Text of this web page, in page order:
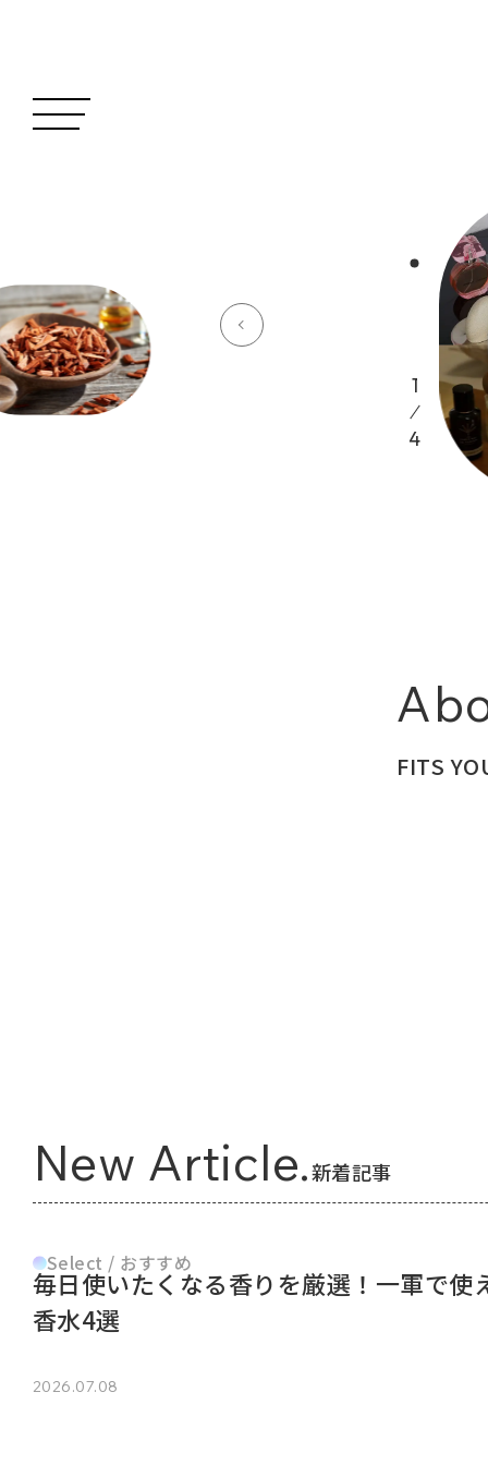
1
4
FITS
New Article.新着記事
Select / おすすめ
毎日使いたくなる香りを厳選！一軍で使
香水4選
2026.07.08